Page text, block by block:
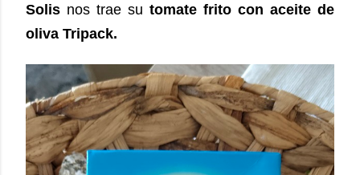
Solis nos trae su tomate frito con aceite de
oliva Tripack.